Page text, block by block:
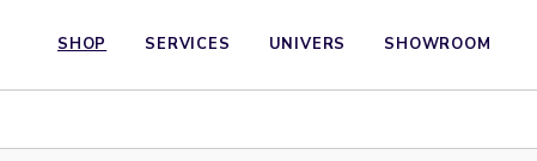
SHOP SERVICES UNIVERS SHOWROOM